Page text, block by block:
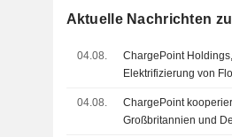
Aktuelle Nachrichten
04.08.
ChargePoint
Elektrifizierung von
04.08.
ChargePoint
Großbritannien und